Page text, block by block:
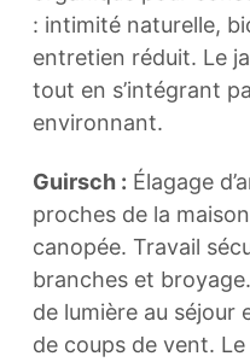
: intimité naturelle,
entretien réduit. Le
tout en s’intégrant
environnant.
Guirsch : Élagage
proches de la
canopée. Travail
branches et
de lumière au séjour
de coups de vent.